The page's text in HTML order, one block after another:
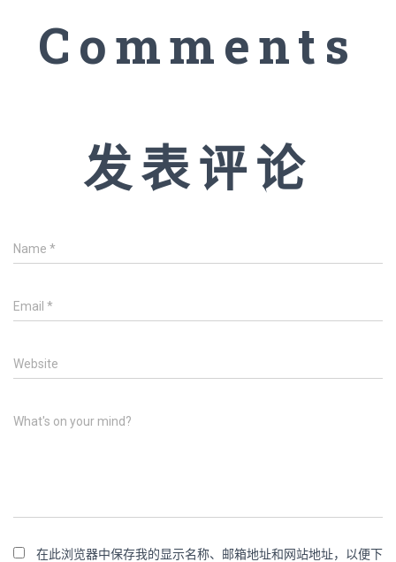
Comments
发表评论
Name *
Email *
Website
What's on your mind?
在此浏览器中保存我的显示名称、邮箱地址和网站地址，以便下